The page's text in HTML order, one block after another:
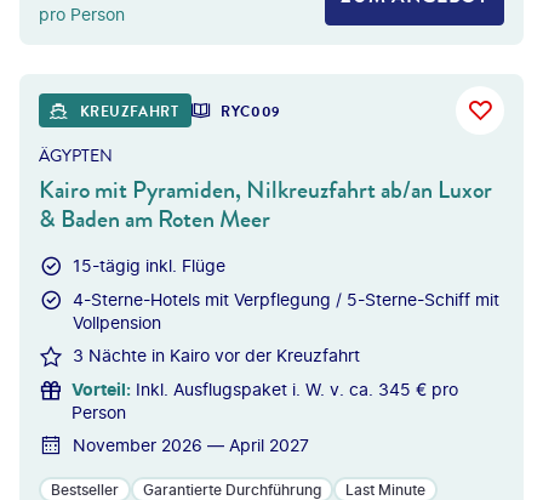
pro Person
DEAL
KREUZFAHRT RYC009
ÄGYPTEN
Kairo mit Pyramiden, Nilkreuzfahrt ab/an Luxor
& Baden am Roten Meer
15-tägig inkl. Flüge
4-Sterne-Hotels mit Verpflegung / 5-Sterne-Schiff mit
Vollpension
3 Nächte in Kairo vor der Kreuzfahrt
Vorteil: Inkl. Ausflugspaket i. W. v. ca. 345 € pro
Person
November 2026 — April 2027
Bestseller Garantierte Durchführung Last Minute